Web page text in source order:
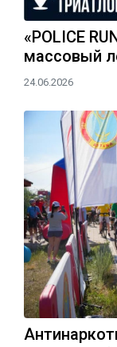
«POLICE
массовый
24.06.2026